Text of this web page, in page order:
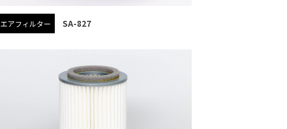
エアフィルター SA-827